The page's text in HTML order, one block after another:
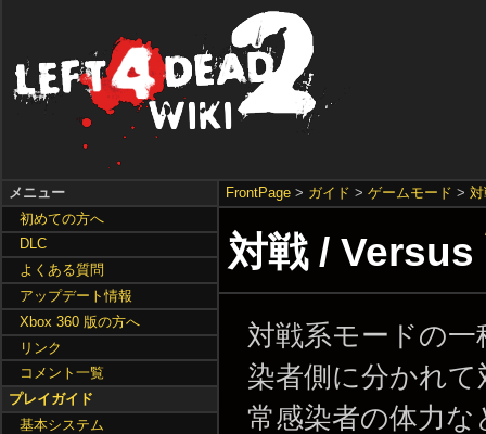
FrontPage > ガイド >ゲームモード >
対戦 / Versus
対戦系モードの
染者側に分かれ
常感染者の体力な
メニュー
初めての方へ
DLC
よくある質問
アップデート情報
Xbox 360 版の方へ
リンク
コメント一覧
プレイガイド
基本システム